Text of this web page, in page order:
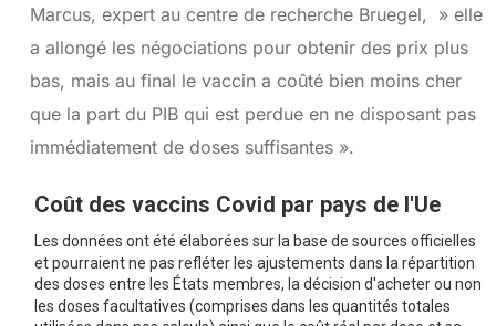
Marcus, expert au centre de recherche Bruegel, » elle
a allongé les négociations pour obtenir des prix plus
bas, mais au final le vaccin a coûté bien moins cher
que la part du PIB qui est perdue en ne disposant pas
immédiatement de doses suffisantes ».